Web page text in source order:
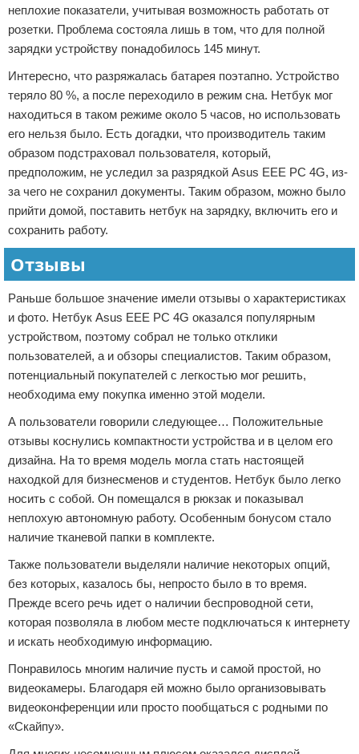
неплохие показатели, учитывая возможность работать от
розетки. Проблема состояла лишь в том, что для полной
зарядки устройству понадобилось 145 минут.
Интересно, что разряжалась батарея поэтапно. Устройство
теряло 80 %, а после переходило в режим сна. Нетбук мог
находиться в таком режиме около 5 часов, но использовать
его нельзя было. Есть догадки, что производитель таким
образом подстраховал пользователя, который,
предположим, не уследил за разрядкой Asus EEE PC 4G, из-
за чего не сохранил документы. Таким образом, можно было
прийти домой, поставить нетбук на зарядку, включить его и
сохранить работу.
Отзывы
Раньше большое значение имели отзывы о характеристиках
и фото. Нетбук Asus EEE PC 4G оказался популярным
устройством, поэтому собрал не только отклики
пользователей, а и обзоры специалистов. Таким образом,
потенциальный покупателей с легкостью мог решить,
необходима ему покупка именно этой модели.
А пользователи говорили следующее… Положительные
отзывы коснулись компактности устройства и в целом его
дизайна. На то время модель могла стать настоящей
находкой для бизнесменов и студентов. Нетбук было легко
носить с собой. Он помещался в рюкзак и показывал
неплохую автономную работу. Особенным бонусом стало
наличие тканевой папки в комплекте.
Также пользователи выделяли наличие некоторых опций,
без которых, казалось бы, непросто было в то время.
Прежде всего речь идет о наличии беспроводной сети,
которая позволяла в любом месте подключаться к интернету
и искать необходимую информацию.
Понравилось многим наличие пусть и самой простой, но
видеокамеры. Благодаря ей можно было организовывать
видеоконференции или просто пообщаться с родными по
«Скайпу».